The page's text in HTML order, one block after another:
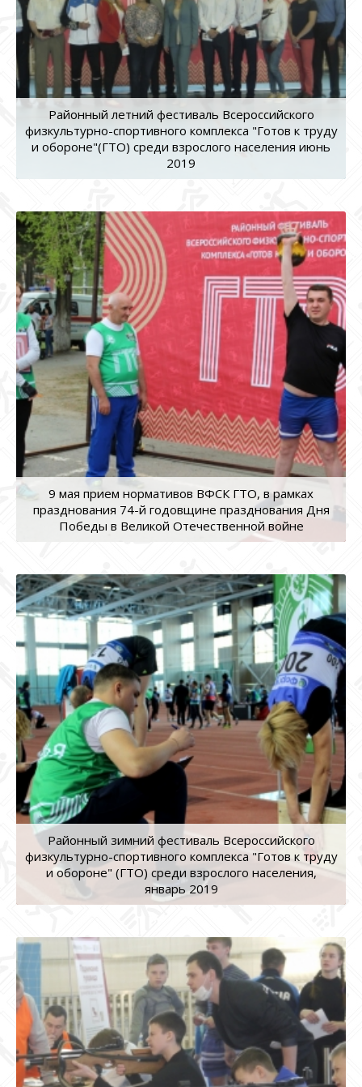
Районный летний фестиваль Всероссийского
физкультурно-спортивного комплекса "Готов к труду
и обороне"(ГТО) среди взрослого населения июнь
2019
9 мая прием нормативов ВФСК ГТО, в рамках
празднования 74-й годовщине празднования Дня
Победы в Великой Отечественной войне
Районный зимний фестиваль Всероссийского
физкультурно-спортивного комплекса "Готов к труду
и обороне" (ГТО) среди взрослого населения,
январь 2019